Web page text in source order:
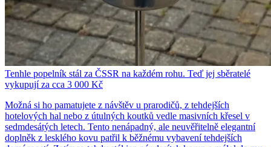
Tenhle popelník stál za ČSSR na každém rohu. Teď jej sběratelé
vykupují za cca 3 000 Kč
Možná si ho pamatujete z návštěv u prarodičů, z tehdejších
hotelových hal nebo z útulných koutků vedle masivních křesel v
sedmdesátých letech. Tento nenápadný, ale neuvěřitelně elegantní
doplněk z lesklého kovu patřil k běžnému vybavení tehdejších